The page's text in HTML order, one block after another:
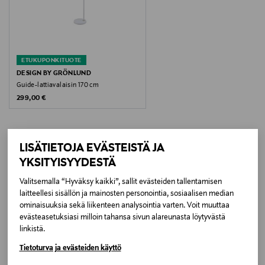
LISÄTIETOJA EVÄSTEISTÄ JA
YKSITYISYYDESTÄ
Valitsemalla “Hyväksy kaikki”, sallit evästeiden tallentamisen
laitteellesi sisällön ja mainosten personointia, sosiaalisen median
ominaisuuksia sekä liikenteen analysointia varten. Voit muuttaa
evästeasetuksiasi milloin tahansa sivun alareunasta löytyvästä
linkistä.
Tietoturva ja evästeiden käyttö
Koko
149 CM
Valmistaja
Valaisin Grönlund Oy
Valmistajan osoite
ETUKUPONKITUOTE
DESIGN BY GRÖNLUND
Guide-lattiavalaisin 170 cm
Original Price
299,00 €
LISÄÄ KIINNOSTAVIA
TUOTTEITA